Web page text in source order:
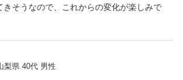
きそうなので、これからの変化が楽しみで
梨県 40代 男性